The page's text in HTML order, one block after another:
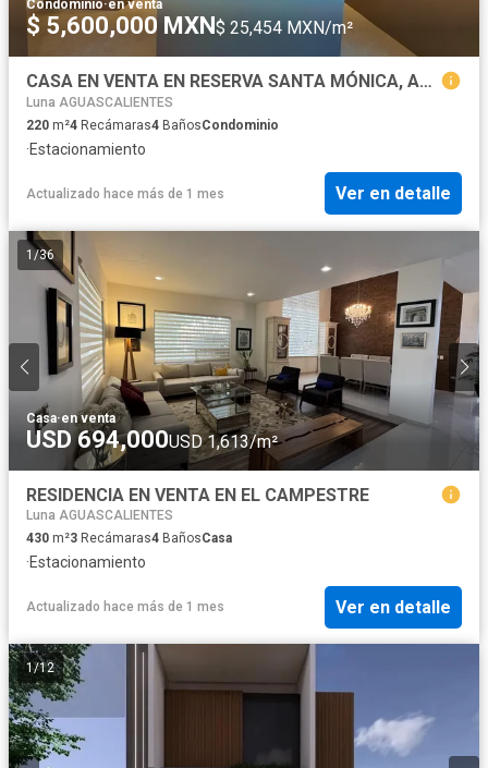
Condominio·en venta
$ 5,600,000 MXN$ 25,454 MXN/m²
CASA EN VENTA EN RESERVA SANTA MÓNICA, AGUASCALIENTES
Luna AGUASCALIENTES
220 m²4 Recámaras4 BañosCondominio
·Estacionamiento
Actualizado hace más de 1 mes Ver en detalle
1 /36
Casa·en venta
USD 694,000USD 1,613/m²
RESIDENCIA EN VENTA EN EL CAMPESTRE
Luna AGUASCALIENTES
430 m²3 Recámaras4 BañosCasa
·Estacionamiento
Actualizado hace más de 1 mes Ver en detalle
1/12